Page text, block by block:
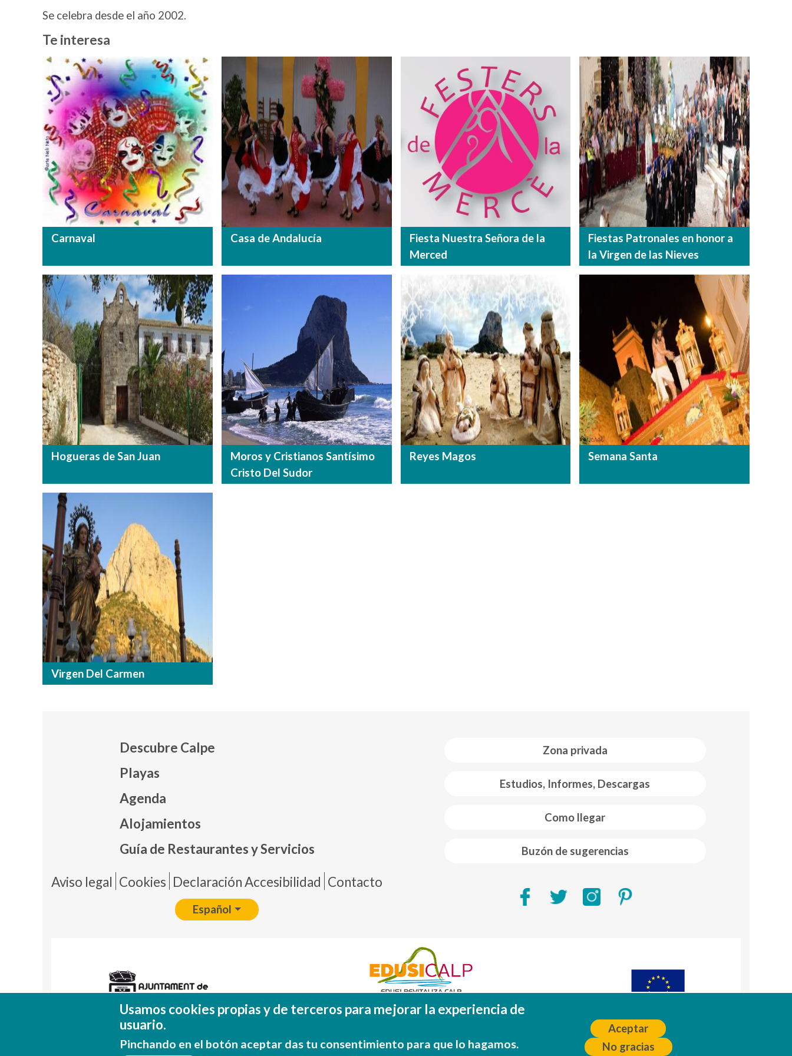
Se celebra desde el año 2002.
Te interesa
Carnaval Casa de Andalucía
Fiesta Nuestra Señora de la
Merced
Fiestas Patronales en honor a
la Virgen de las Nieves
Hogueras de San Juan
Moros y Cristianos Santísimo
Cristo Del Sudor
Reyes Magos Semana Santa
Virgen Del Carmen
Zona privada
Estudios, Informes, Descargas
Como llegar
Buzón de sugerencias
Descubre Calpe
Playas
Agenda
Alojamientos
Guía de Restaurantes y Servicios
Pie de página
Aviso legal Cookies Declaración Accesibilidad Contacto
Español
Fondo Europeo de Desarrollo Regional (FEDER)
Usamos cookies propias y de terceros para mejorar la experiencia de
usuario.
Pinchando en el botón aceptar das tu consentimiento para que lo hagamos.
Aceptar
No gracias